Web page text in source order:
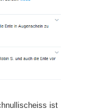
ist